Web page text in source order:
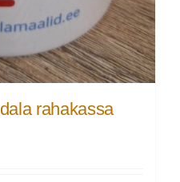
rahakassa